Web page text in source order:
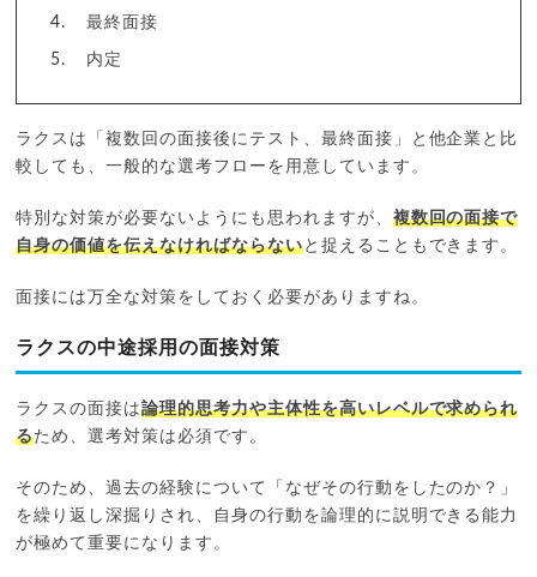
最終面接
内定
ラクスは「複数回の面接後にテスト、最終面接」と他企業と比
較しても、一般的な選考フローを用意しています。
特別な対策が必要ないようにも思われますが、 複数回の面接で
自身の価値を伝えなければならないと捉えることもできます。
面接には万全な対策をしておく必要がありますね。
ラクスの中途採用の面接対策
ラクスの面接は論理的思考力や主体性を高いレベルで求められ
るため、選考対策は必須です。
そのため、過去の経験について「なぜその行動をしたのか？」
を繰り返し深掘りされ、自身の行動を論理的に説明できる能力
が極めて重要になります。